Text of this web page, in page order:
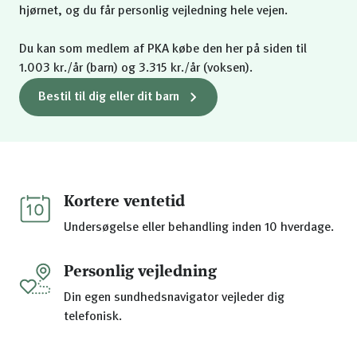
hjørnet, og du får personlig vejledning hele vejen.
Du kan som medlem af PKA købe den her på siden til
1.003 kr./år (barn) og 3.315 kr./år (voksen).
Bestil til dig eller dit barn
Kortere ventetid
Undersøgelse eller behandling inden 10 hverdage.
Personlig vejledning
Din egen sundhedsnavigator vejleder dig
telefonisk.